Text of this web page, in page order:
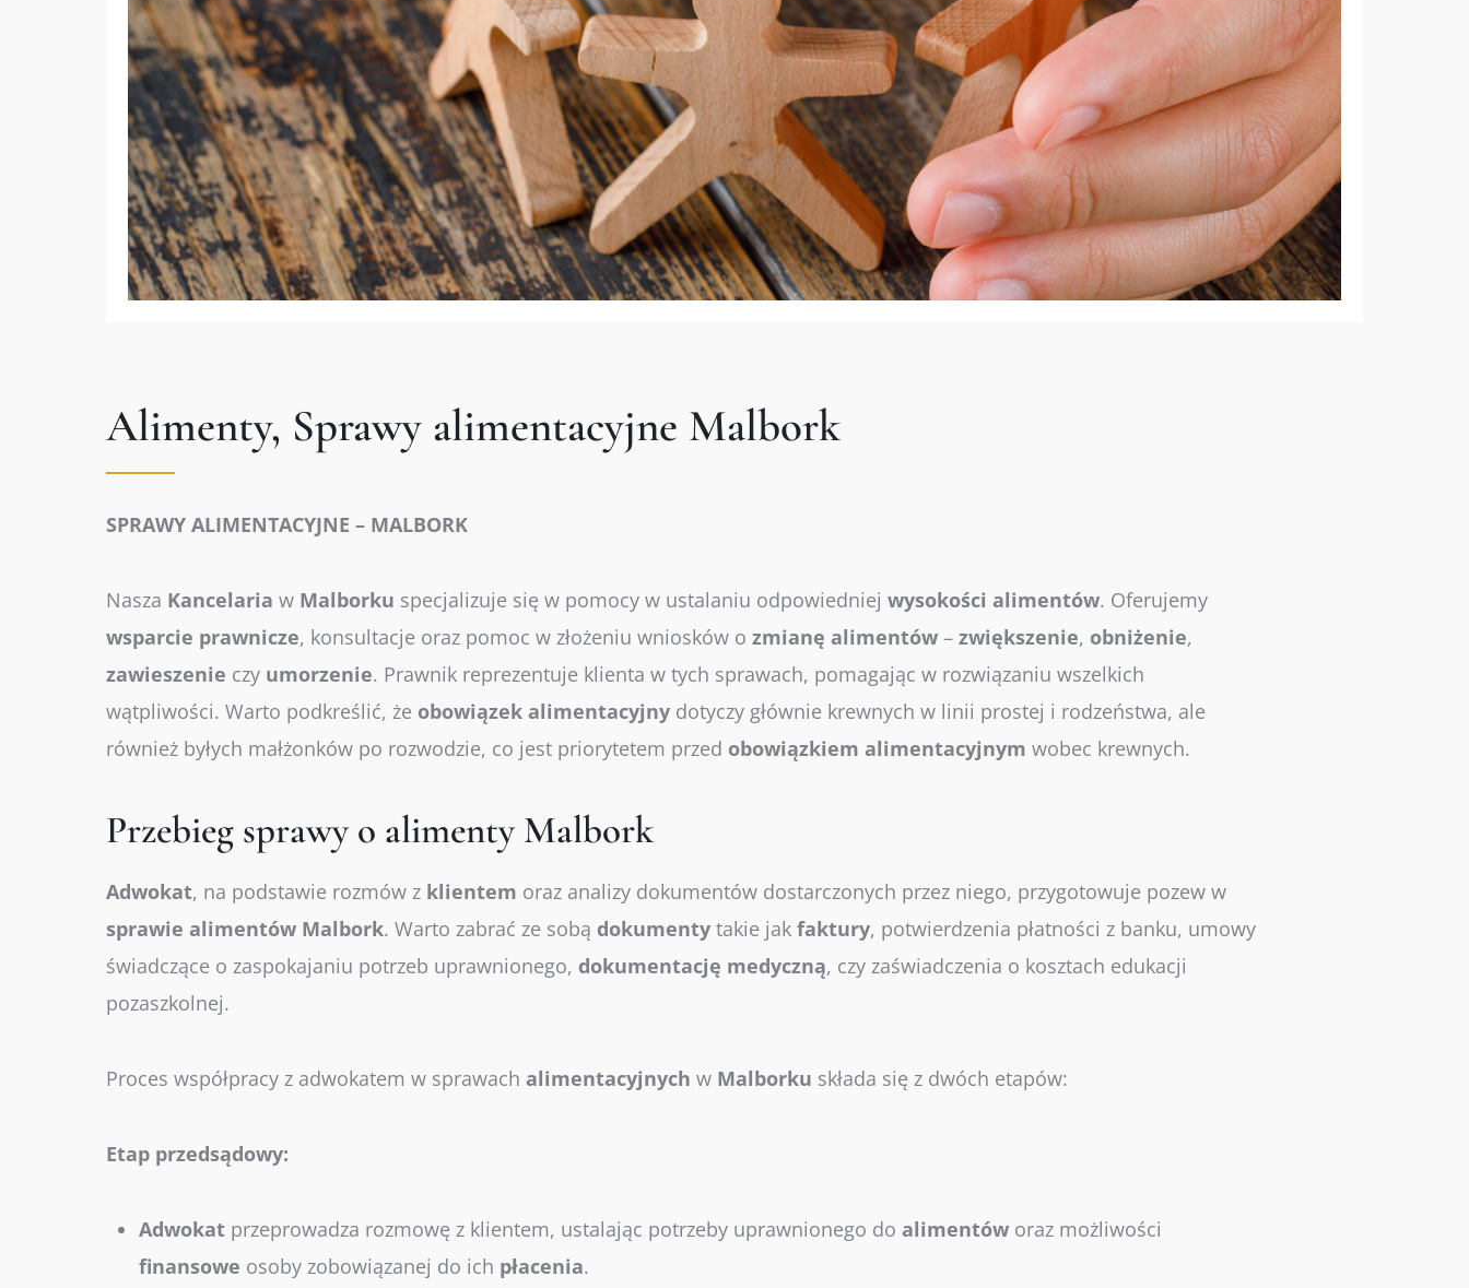
Alimenty, Sprawy alimentacyjne Malbork
SPRAWY ALIMENTACYJNE – MALBORK
Nasza Kancelaria w Malborku specjalizuje się w pomocy w ustalaniu odpowiedniej wysokości alimentów. Oferujemy
wsparcie prawnicze, konsultacje oraz pomoc w złożeniu wniosków o zmianę alimentów – zwiększenie, obniżenie,
zawieszenie czy umorzenie. Prawnik reprezentuje klienta w tych sprawach, pomagając w rozwiązaniu wszelkich
wątpliwości. Warto podkreślić, że obowiązek alimentacyjny dotyczy głównie krewnych w linii prostej i rodzeństwa, ale
również byłych małżonków po rozwodzie, co jest priorytetem przed obowiązkiem alimentacyjnym wobec krewnych.
Przebieg sprawy o alimenty Malbork
Adwokat, na podstawie rozmów z klientem oraz analizy dokumentów dostarczonych przez niego, przygotowuje pozew w
sprawie alimentów Malbork. Warto zabrać ze sobą dokumenty takie jak faktury, potwierdzenia płatności z banku, umowy
świadczące o zaspokajaniu potrzeb uprawnionego, dokumentację medyczną, czy zaświadczenia o kosztach edukacji
pozaszkolnej.
Proces współpracy z adwokatem w sprawach alimentacyjnych w Malborku składa się z dwóch etapów:
Etap przedsądowy:
Adwokat przeprowadza rozmowę z klientem, ustalając potrzeby uprawnionego do alimentów oraz możliwości
finansowe osoby zobowiązanej do ich płacenia.